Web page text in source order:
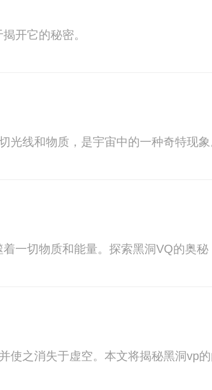
开它的秘密。
线和物质，是宇宙中的一种奇特现象
一切物质和能量。探索黑洞VQ的奥
之消失于虚空。本文将揭秘黑洞vp的